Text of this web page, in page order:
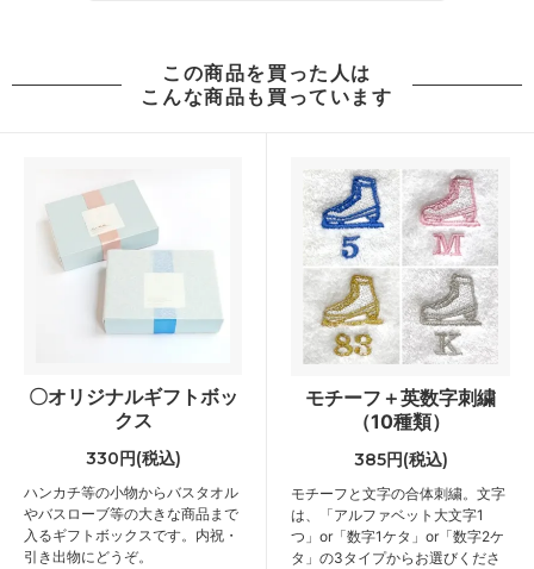
この商品を買った人は
こんな商品も買っています
〇オリジナルギフトボッ
クス
330円(税込)
ハンカチ等の小物からバスタオル
やバスローブ等の大きな商品まで
入るギフトボックスです。内祝・
引き出物にどうぞ。
モチーフ＋英数字刺繍
（10種類）
385円(税込)
モチーフと文字の合体刺繍。文字
は、「アルファベット大文字1
つ」or「数字1ケタ」or「数字2ケ
タ」の3タイプからお選びくださ